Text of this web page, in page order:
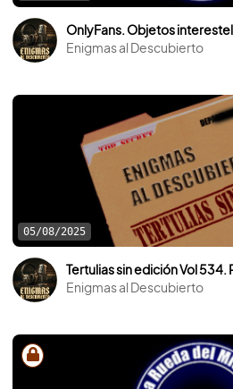
Enigmas al Descubierto
05/08/2025
Enigmas al Descubierto